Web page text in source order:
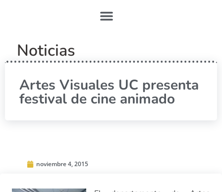
Noticias
Artes Visuales UC presenta
festival de cine animado
noviembre 4, 2015